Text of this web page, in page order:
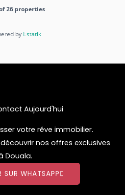
26 properties
by Estatik
Aujourd'hui​
votre rêve immobilier.
nos offres exclusives
Douala.
SUR WHATSAPP